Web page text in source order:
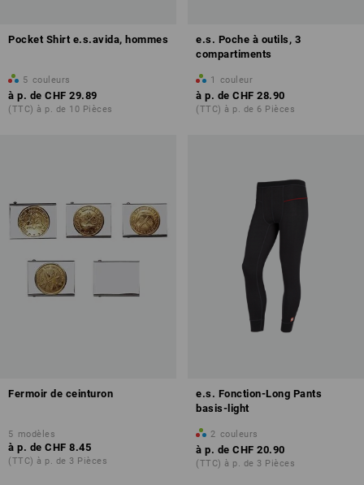
Pocket Shirt e.s.avida, hommes
5 couleurs
à p. de CHF 29.89
(TTC) à p. de 10 Pièces
e.s. Poche à outils, 3
compartiments
1 couleur
à p. de CHF 28.90
(TTC) à p. de 6 Pièces
Fermoir de ceinturon
5 modèles
à p. de CHF 8.45
(TTC) à p. de 3 Pièces
e.s. Fonction-Long Pants
basis-light
2 couleurs
à p. de CHF 20.90
(TTC) à p. de 3 Pièces